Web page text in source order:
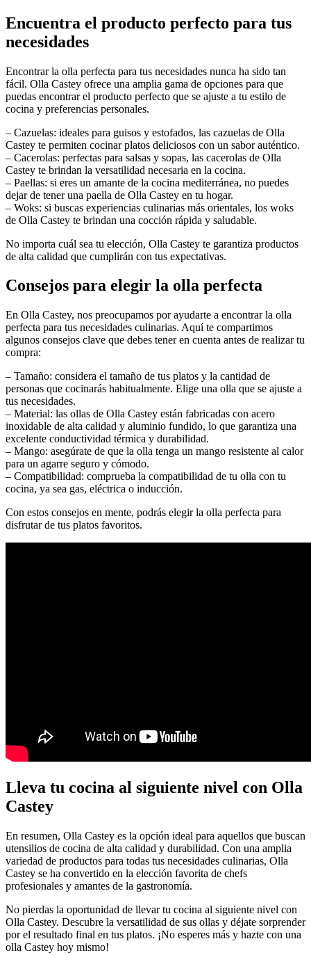
Encuentra el producto perfecto para tus
necesidades
Encontrar la olla perfecta para tus necesidades nunca ha sido tan
fácil. Olla Castey ofrece una amplia gama de opciones para que
puedas encontrar el producto perfecto que se ajuste a tu estilo de
cocina y preferencias personales.
– Cazuelas: ideales para guisos y estofados, las cazuelas de Olla
Castey te permiten cocinar platos deliciosos con un sabor auténtico.
– Cacerolas: perfectas para salsas y sopas, las cacerolas de Olla
Castey te brindan la versatilidad necesaria en la cocina.
– Paellas: si eres un amante de la cocina mediterránea, no puedes
dejar de tener una paella de Olla Castey en tu hogar.
– Woks: si buscas experiencias culinarias más orientales, los woks
de Olla Castey te brindan una cocción rápida y saludable.
No importa cuál sea tu elección, Olla Castey te garantiza productos
de alta calidad que cumplirán con tus expectativas.
Consejos para elegir la olla perfecta
En Olla Castey, nos preocupamos por ayudarte a encontrar la olla
perfecta para tus necesidades culinarias. Aquí te compartimos
algunos consejos clave que debes tener en cuenta antes de realizar tu
compra:
– Tamaño: considera el tamaño de tus platos y la cantidad de
personas que cocinarás habitualmente. Elige una olla que se ajuste a
tus necesidades.
– Material: las ollas de Olla Castey están fabricadas con acero
inoxidable de alta calidad y aluminio fundido, lo que garantiza una
excelente conductividad térmica y durabilidad.
– Mango: asegúrate de que la olla tenga un mango resistente al calor
para un agarre seguro y cómodo.
– Compatibilidad: comprueba la compatibilidad de tu olla con tu
cocina, ya sea gas, eléctrica o inducción.
Con estos consejos en mente, podrás elegir la olla perfecta para
disfrutar de tus platos favoritos.
Lleva tu cocina al siguiente nivel con Olla
Castey
En resumen, Olla Castey es la opción ideal para aquellos que buscan
utensilios de cocina de alta calidad y durabilidad. Con una amplia
variedad de productos para todas tus necesidades culinarias, Olla
Castey se ha convertido en la elección favorita de chefs
profesionales y amantes de la gastronomía.
No pierdas la oportunidad de llevar tu cocina al siguiente nivel con
Olla Castey. Descubre la versatilidad de sus ollas y déjate sorprender
por el resultado final en tus platos. ¡No esperes más y hazte con una
olla Castey hoy mismo!